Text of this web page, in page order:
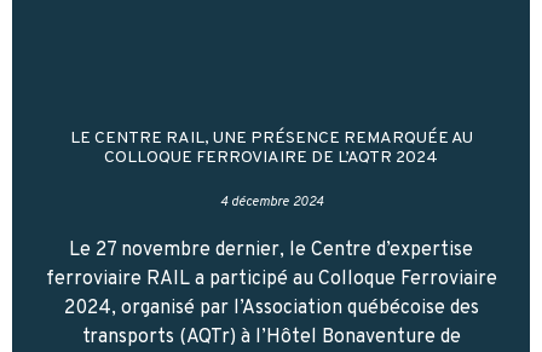
LE CENTRE RAIL, UNE PRÉSENCE REMARQUÉE AU
COLLOQUE FERROVIAIRE DE L’AQTR 2024
4 décembre 2024
Le 27 novembre dernier, le Centre d’expertise
ferroviaire RAIL a participé au Colloque Ferroviaire
2024, organisé par l’Association québécoise des
transports (AQTr) à l’Hôtel Bonaventure de